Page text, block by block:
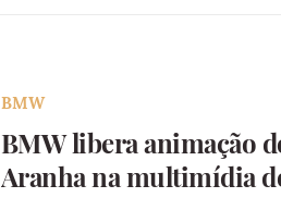
BMW
BMW libera animação
Aranha na multimídia